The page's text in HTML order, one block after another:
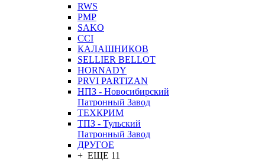
RWS
PMP
SAKO
CCI
КАЛАШНИКОВ
SELLIER BELLOT
HORNADY
PRVI PARTIZAN
НПЗ - Новосибирский
Патронный Завод
ТЕХКРИМ
ТПЗ - Тульский
Патронный Завод
ДРУГОЕ
+ ЕЩЕ 11